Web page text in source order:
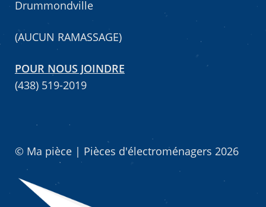
Drummondville
(AUCUN RAMASSAGE)
POUR NOUS JOINDRE
(438) 519-2019
© Ma pièce | Pièces d'électroménagers 2026